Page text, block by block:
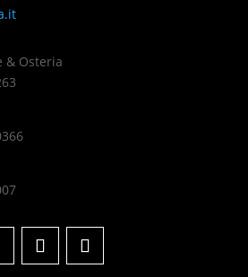
& Osteria